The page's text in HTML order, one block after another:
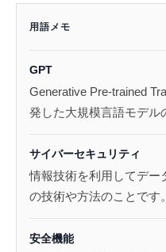
用語メモ
GPT
Generative Pre-trained
発した大規模言語モデル
サイバーセキュリティ
情報技術を利用してデー
の技術や方法のことです。
安全機能